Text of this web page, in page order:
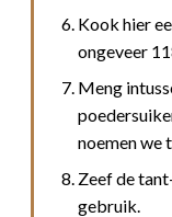
Kook hier
ongeveer
Meng
noemen we
Zeef de
gebruik.